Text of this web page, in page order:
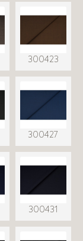
300423
300427
300431